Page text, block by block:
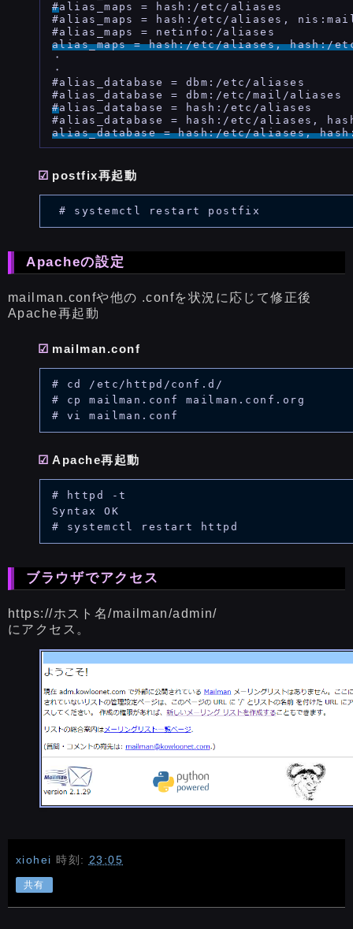
#alias_maps = hash:/etc/aliases
#alias_maps = hash:/etc/aliases,
alias_maps = hash:/etc/aliases, hash:/
・
・
#alias_database = dbm:/etc/aliases
#alias_database = hash:/etc/aliases
alias_database = hash:/etc/aliases,
postfix再起動
Apacheの設定
mailman.confや他の .confを状況に応じて修正後
Apache再起動
mailman.conf
# cd /etc/httpd/conf.d/
# cp mailman.conf mailman.conf.org
Apache再起動
# httpd -t
Syntax OK
ブラウザでアクセス
https://ホスト名/mailman/admin/
にアクセス。
xiohei 時刻: 23:05
共有